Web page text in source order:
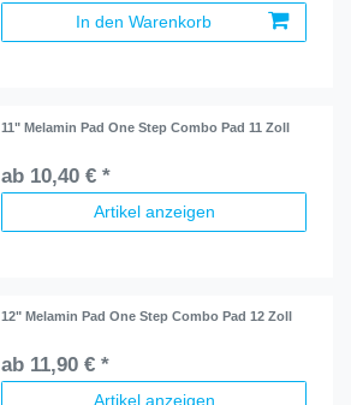
In den Warenkorb
11" Melamin Pad One Step Combo Pad 11 Zoll
ab 10,40 € *
Artikel anzeigen
12" Melamin Pad One Step Combo Pad 12 Zoll
ab 11,90 € *
Artikel anzeigen